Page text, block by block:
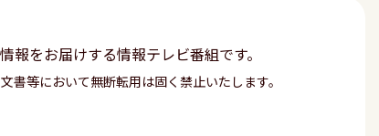
報をお届けする情報テレビ番組です。
等において無断転用は固く禁止いたします。